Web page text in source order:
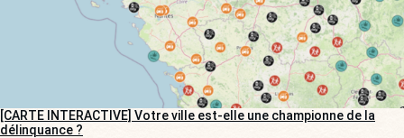
[CARTE INTERACTIVE] Votre ville est-elle une championne de la
délinquance ?